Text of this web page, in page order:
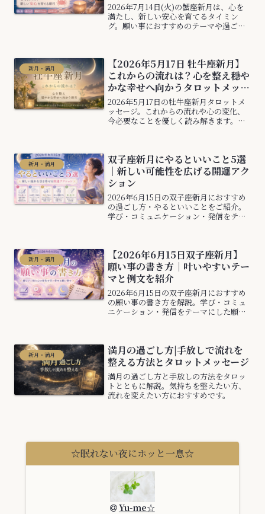
2026年7月14日(火)の蟹座新月は、心を
満たし、新しい安心を育てるタイミン
グ。願い事におすすめのテーマや過ごし
新月・満月
【2026年5月17日 牡牛座新月】
これからの流れは？心を整え穏や
かな幸せへ向かうタロットメッセ
ージ
2026年5月17日の牡牛座新月タロットメ
ッセージ。これからの流れや心の変化、
今必要なことを優しく読み解きます。安
新月・満月
双子座新月にやるといいこと5選
｜新しい可能性を広げる開運アク
ション
2026年6月15日の双子座新月におすすめ
の過ごし方・やるといいことをご紹介。
学び・コミュニケーション・発信をテー
新月・満月
【2026年6月15日双子座新月】
願い事の書き方｜叶いやすいテー
マと例文を紹介
2026年6月15日の双子座新月におすすめ
の願い事の書き方を解説。学び・コミュ
ニケーション・発信をテーマにした願い
新月・満月
満月の過ごし方|手放しで流れを
整える方法とタロットメッセージ
満月の過ごし方と手放しの方法をタロッ
トとともに解説。気持ちを整えたい方、
流れを変えたい方におすすめです。
☆眠れない夜にホッと一息☆
Yu-me☆